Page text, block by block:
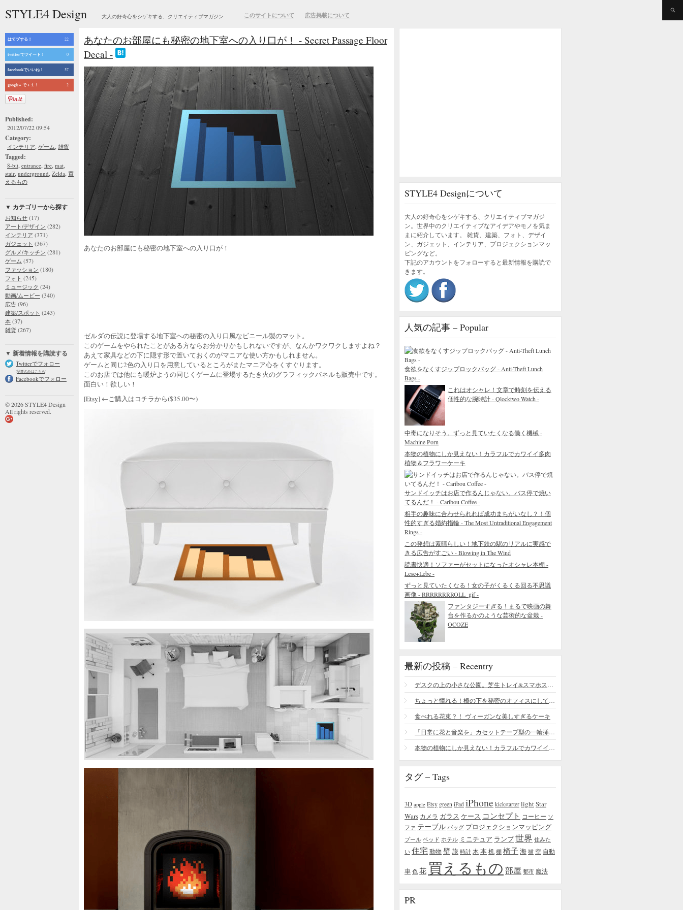
STYLE4 Design 大人の好奇心をシゲキする、クリエイティブマガジン このサイトについて 広告掲載について
はてブする！ 22
twitterでツイート！ 0
facebookでいいね！ 57
google+ で＋１！ 2
Published:
2012/07/22 09:54
Category:
インテリア ゲーム 雑貨
Tagged:
8-bit entrance fire mat
stair underground Zelda 買
えるもの
▼ カテゴリーから探す
お知らせ (17)
アート/デザイン (282)
インテリア (371)
ガジェット (367)
グルメ/キッチン (281)
ゲーム (57)
ファッション (180)
フォト (245)
ミュージック (24)
動画/ムービー (340)
広告 (96)
建築/スポット (243)
本 (37)
雑貨 (267)
▼ 新着情報を購読する
Twitterでフォロー
(記事のみはこちら)
Facebookでフォロー
© 2026 STYLE4 Design
All rights reserved.
あなたのお部屋にも秘密の地下室への入り口が！ - Secret Passage Floor
Decal -
あなたのお部屋にも秘密の地下室への入り口が！
ゼルダの伝説に登場する地下室への秘密の入り口風なビニール製のマット。
このゲームをやられたことがある方ならお分かりかもしれないですが、なんかワクワクしますよね？
あえて家具などの下に隠す形で置いておくのがマニアな使い方かもしれません。
ゲームと同じ2色の入り口を用意しているところがまたマニア心をくすぐります。
このお店では他にも暖炉ようの同じくゲームに登場するたき火のグラフィックパネルも販売中です。
面白い！欲しい！
[Etsy] ←ご購入はコチラから($35.00〜)
STYLE4 Designについて
大人の好奇心をシゲキする、クリエイティブマガジ
ン。世界中のクリエイティブなアイデアやモノを気ま
まに紹介しています。 雑貨、建築、フォト、デザイ
ン、ガジェット、インテリア、プロジェクションマッ
ピングなど。
下記のアカウントをフォローすると最新情報を購読で
きます。
人気の記事 – Popular
食欲をなくすジップロックバッグ - Anti-Theft Lunch
Bags -
これはオシャレ！文章で時刻を伝える
個性的な腕時計 - Qlocktwo Watch -
中毒になりそう。ずっと見ていたくなる働く機械 -
Machine Porn
本物の植物にしか見えない！カラフルでカワイイ多肉
植物＆フラワーケーキ
サンドイッチはお店で作るんじゃない。バス停で焼い
てるんだ！ - Caribou Coffee -
相手の趣味に合わせられれば成功まちがいなし？！個
性的すぎる婚約指輪 - The Most Untraditional Engagement
Rings -
この発想は素晴らしい！地下鉄の駅のリアルに実感で
きる広告がすごい - Blowing in The Wind
読書快適！ソファーがセットになったオシャレ本棚 -
Lese+Lebe -
ずっと見ていたくなる！女の子がくるくる回る不思議
画像 - RRRRRRRROLL_gif -
ファンタジーすぎる！まるで映画の舞
台を作るかのような芸術的な盆栽 -
OCOZE
最新の投稿 – Recentry
食べれる花束？！ ヴィーガンな美しすぎるケーキ
タグ – Tags
3D apple Etsy green iPad iPhone kickstarter lightStar
Wars カメラ ガラス ケース コンセプト コーヒー ソ
ファ テーブル バッグ プロジェクションマッピング
プール ベッド ホテル ミニチュア ランプ世界 住みた
い 住宅 動物 壁旅 時計 木 本机 棚 椅子海 猫 空 自動
車 色 花 買えるもの 部屋 都市 魔法
PR